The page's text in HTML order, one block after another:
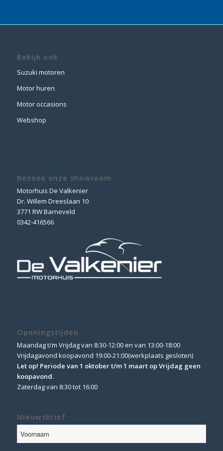
Bekijk ook
Suzuki motoren
Motor huren
Motor occasions
Webshop
Bezoek onze showroom
Motorhuis De Valkenier
Dr. Willem Dreeslaan 10
3771 RW Barneveld
0342-416566
Openingstijden
Maandag t/m Vrijdag van 8:30-12:00 en van 13:00-18:00
Vrijdagavond koopavond 19:00-21:00(werkplaats gesloten)
Let op! Periode van 1 oktober t/m 1 maart op Vrijdag geen
koopavond.
Zaterdag van 8:30 tot 16:00
Nieuwsbrief